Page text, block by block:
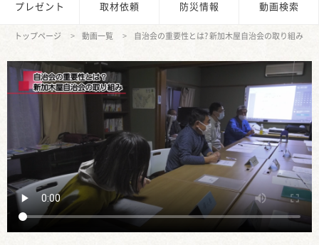
プレゼント 取材依頼 防災情報 動画検索
トップページ 動画一覧 自治会の重要性とは? 新加木屋自治会の取り組み